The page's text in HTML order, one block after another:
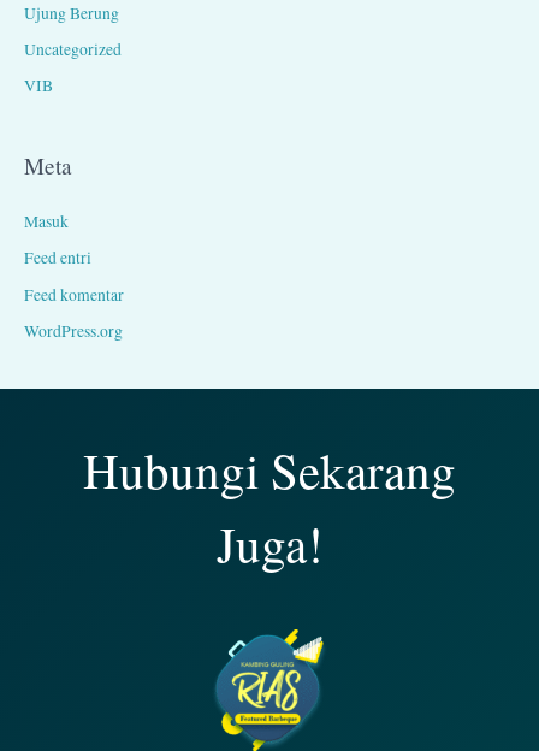
Ujung Berung
Uncategorized
VIB
Meta
Masuk
Feed entri
Feed komentar
WordPress.org
Hubungi Sekarang
Juga!